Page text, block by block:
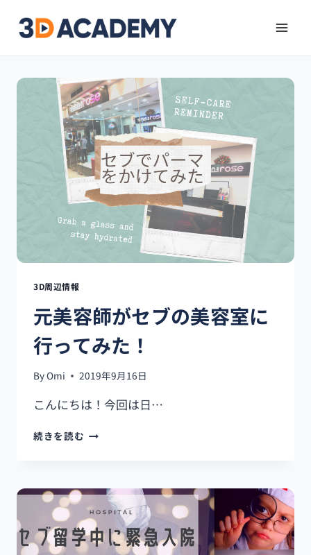
3D周辺情報
元美容師がセブの美容室に
行ってみた！
ByOmi 2019年9月16日
こんにちは！今回は日…
続きを読む
が
セ
ブ
の